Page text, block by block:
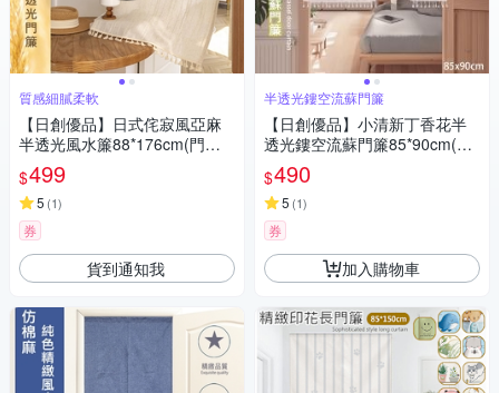
質感細膩柔軟
【日創優品】日式侘寂風亞麻
半透光風水簾88*176cm(門簾/
風水簾/窗簾/窗紗/隔斷簾/咖啡
簾/長門簾)
$499
5 (1)
券
貨到通知我
半透光鏤空流蘇門簾
【日創優品】小清新丁香花半
透光鏤空流蘇門簾85*90cm(門
簾/風水簾/窗簾/隔簾/浴室門簾)
$490
5 (1)
券
加入購物車